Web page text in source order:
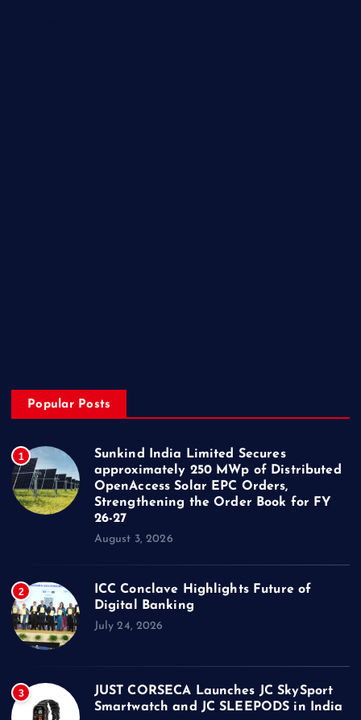
Popular Posts
1
Sunkind India Limited Secures
approximately 250 MWp of Distributed
OpenAccess Solar EPC Orders,
Strengthening the Order Book for FY
26-27
August 3, 2026
2
ICC Conclave Highlights Future of
Digital Banking
July 24, 2026
3
JUST CORSECA Launches JC SkySport
Smartwatch and JC SLEEPODS in India